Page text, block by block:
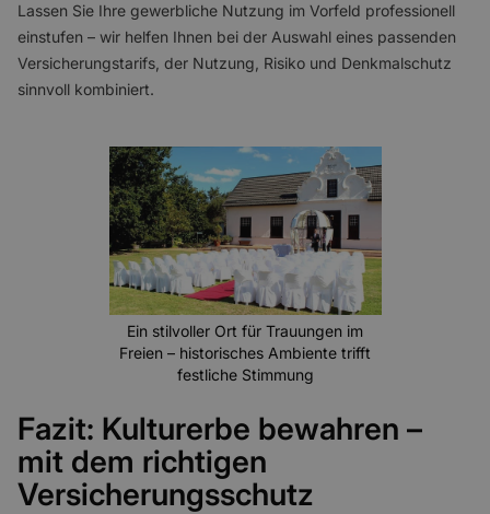
Lassen Sie Ihre gewerbliche Nutzung im Vorfeld professionell
einstufen – wir helfen Ihnen bei der Auswahl eines passenden
Versicherungstarifs, der Nutzung, Risiko und Denkmalschutz
sinnvoll kombiniert.
Ein stilvoller Ort für Trauungen im
Freien – historisches Ambiente trifft
festliche Stimmung
Fazit: Kulturerbe bewahren –
mit dem richtigen
Versicherungsschutz